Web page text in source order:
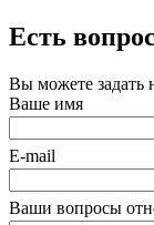
Есть
Вы можете
Ваше имя
E-mail
Ваши вопросы